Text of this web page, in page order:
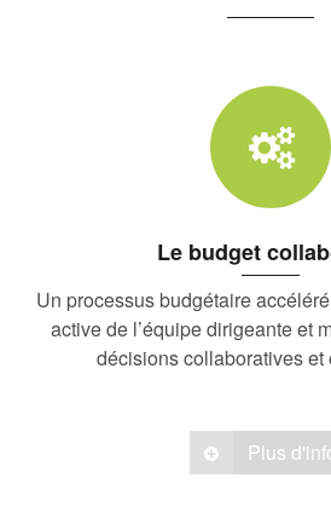
Le budget
Un processus budgétaire
active de l’équipe dirigeante et
décisions collaboratives et
Plus